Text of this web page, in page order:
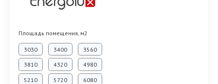
Площадь помещения, м2
3030 3400 3560
3810 4320 4980
5210 5720 6080